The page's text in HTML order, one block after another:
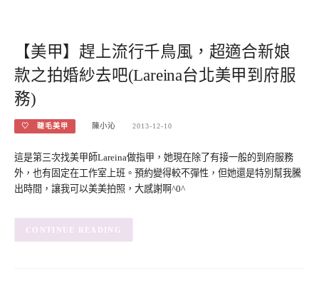
【美甲】趕上流行千鳥風，超適合新娘
款之拍婚紗去吧(Lareina台北美甲到府服
務)
♡ 睫毛美甲 陳小沁 2013-12-10
這是第三次找美甲師Lareina做指甲，她現在除了有接一般的到府服務
外，也有固定在工作室上班。預約變得較不彈性，但她還是特別幫我騰
出時間，讓我可以美美拍照，大感謝啊^0^
CONTINUE READING